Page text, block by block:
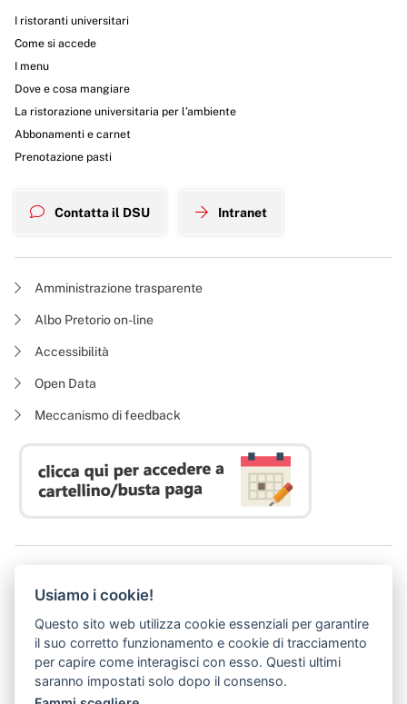
I ristoranti universitari
Come si accede
I menu
Dove e cosa mangiare
La ristorazione universitaria per l’ambiente
Abbonamenti e carnet
Prenotazione pasti
Contatta il DSU Intranet
Amministrazione trasparente
Albo Pretorio on-line
Accessibilità
Open Data
Meccanismo di feedback
P. I. 05913670484 | C. F. 94164020482
(abilitato alla ricezione di soli messaggi di posta elettronica certificata)
Usiamo i cookie!
Questo sito web utilizza cookie essenziali per garantire
il suo corretto funzionamento e cookie di tracciamento
per capire come interagisci con esso. Questi ultimi
saranno impostati solo dopo il consenso.